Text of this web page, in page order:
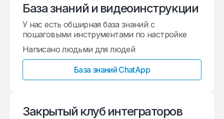
База знаний и видеоинструкции
У нас есть обширная база знаний с
пошаговыми инструментами по настройке
Написано людьми для людей
База знаний ChatApp
Закрытый клуб интеграторов